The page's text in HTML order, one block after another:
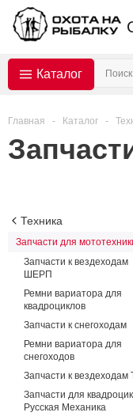
Каталог
Главная - Каталог -
Техника
Запчасти для
Запчасти к вездеходам
ШЕРП
Ремни вариатора для
квадроциклов
Запчасти к снегоходам
Ремни вариатора для
снегоходов
Запчасти к вездеходам
Запчасти для
Русская Механика